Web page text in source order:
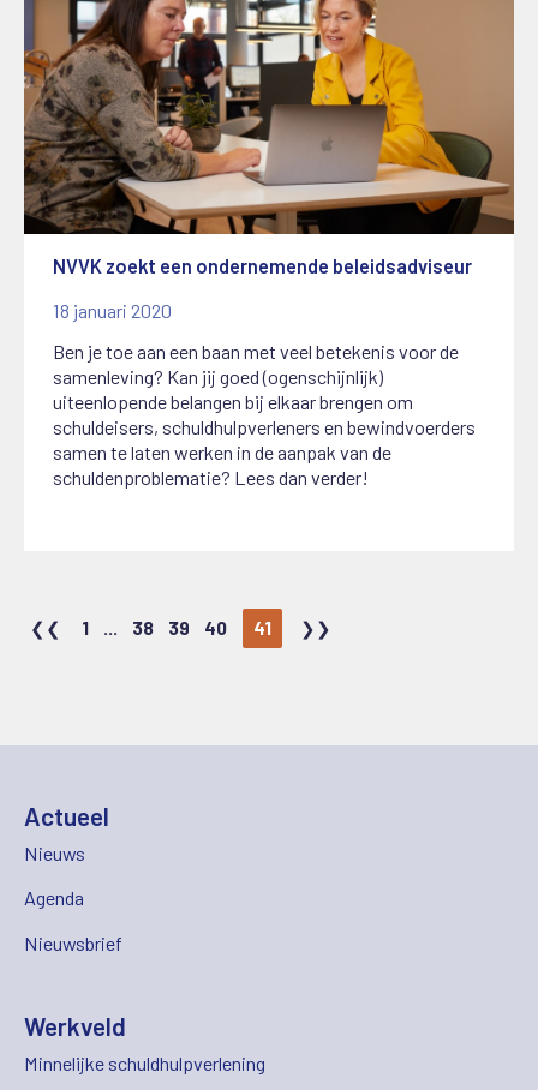
NVVK zoekt een ondernemende beleidsadviseur
18 januari 2020
Ben je toe aan een baan met veel betekenis voor de
samenleving? Kan jij goed (ogenschijnlijk)
uiteenlopende belangen bij elkaar brengen om
schuldeisers, schuldhulpverleners en bewindvoerders
samen te laten werken in de aanpak van de
schuldenproblematie? Lees dan verder!
1 ... 38 39 40 41
Actueel
Nieuws
Agenda
Nieuwsbrief
Werkveld
Minnelijke schuldhulpverlening